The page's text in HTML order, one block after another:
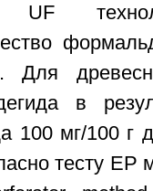
Для
в
100 мг/100 г
тесту